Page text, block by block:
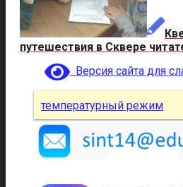
путешествия в Сквере
Версия сайта для
температурный режим